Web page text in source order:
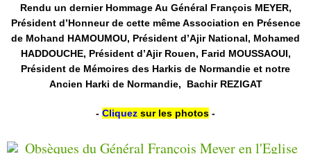
Rendu un dernier Hommage Au Général François MEYER,
Président d’Honneur de cette même Association en Présence
de Mohand HAMOUMOU, Président d’Ajir National, Mohamed
HADDOUCHE, Président d’Ajir Rouen, Farid MOUSSAOUI,
Président de Mémoires des Harkis de Normandie et notre
Ancien Harki de Normandie, Bachir REZIGAT
- Cliquez sur les photos -